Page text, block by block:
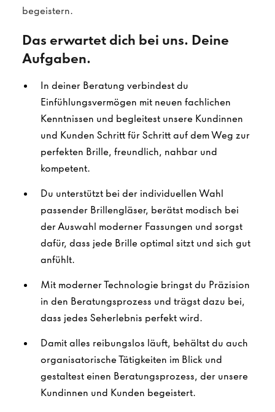
begeistern.
Das erwartet dich bei uns. Deine
Aufgaben.
In deiner Beratung verbindest du
Einfühlungsvermögen mit neuen fachlichen
Kenntnissen und begleitest unsere Kundinnen
und Kunden Schritt für Schritt auf dem Weg zur
perfekten Brille, freundlich, nahbar und
kompetent.
Du unterstützt bei der individuellen Wahl
passender Brillengläser, berätst modisch bei
der Auswahl moderner Fassungen und sorgst
dafür, dass jede Brille optimal sitzt und sich gut
anfühlt.
Mit moderner Technologie bringst du Präzision
in den Beratungsprozess und trägst dazu bei,
dass jedes Seherlebnis perfekt wird.
Damit alles reibungslos läuft, behältst du auch
organisatorische Tätigkeiten im Blick und
gestaltest einen Beratungsprozess, der unsere
Kundinnen und Kunden begeistert.